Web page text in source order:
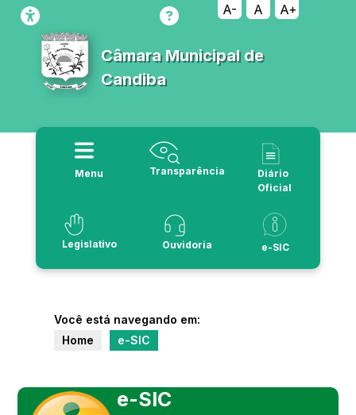
A- A A+
Câmara Municipal de
Candiba
Menu Transparência
Diário
Oficial
Legislativo Ouvidoria e-SIC
Você está navegando em:
Home
e-SIC
e-SIC